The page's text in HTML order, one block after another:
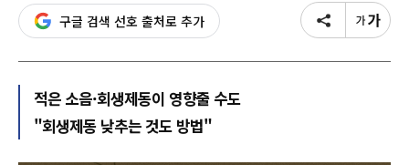
구글 검색 선호 출처로 추가
적은 소음·회생제동이 영향줄 수도
"회생제동 낮추는 것도 방법"